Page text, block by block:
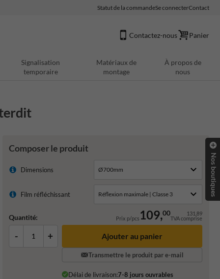
Statut de la commandeSe connecterContact
Contactez-nous Panier
Signalisation
temporaire
Matériaux de
montage
À propos de
nous
Composer le produit
Dimensions
Film réfléchissant
Quantité: Prix p/pcs 109,00 131,89
TVA comprise
- + Ajouter au panier
Transmettre le produit par e-mail
Délai de livraison:7-8 jours ouvrables
Nos boutiques